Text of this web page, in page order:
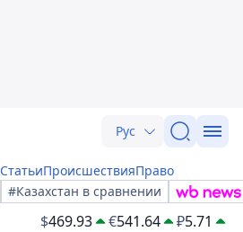
Рус
СтатьиПроисшествияПраво
#Казахстан в сравнении
$469.93 €541.64 ₽5.71